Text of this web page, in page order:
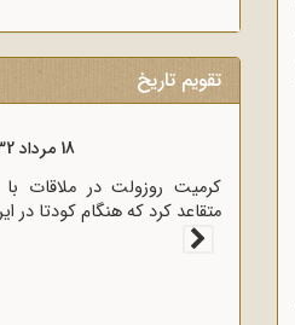
تقویم تاریخ
18 مرداد 1333
بسیاری از رجال روحانی و
رؤسای مجلسین، خشم خود را
انگلیس اعلام کردند.